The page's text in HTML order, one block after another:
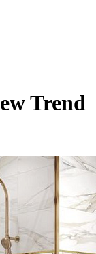
Trend